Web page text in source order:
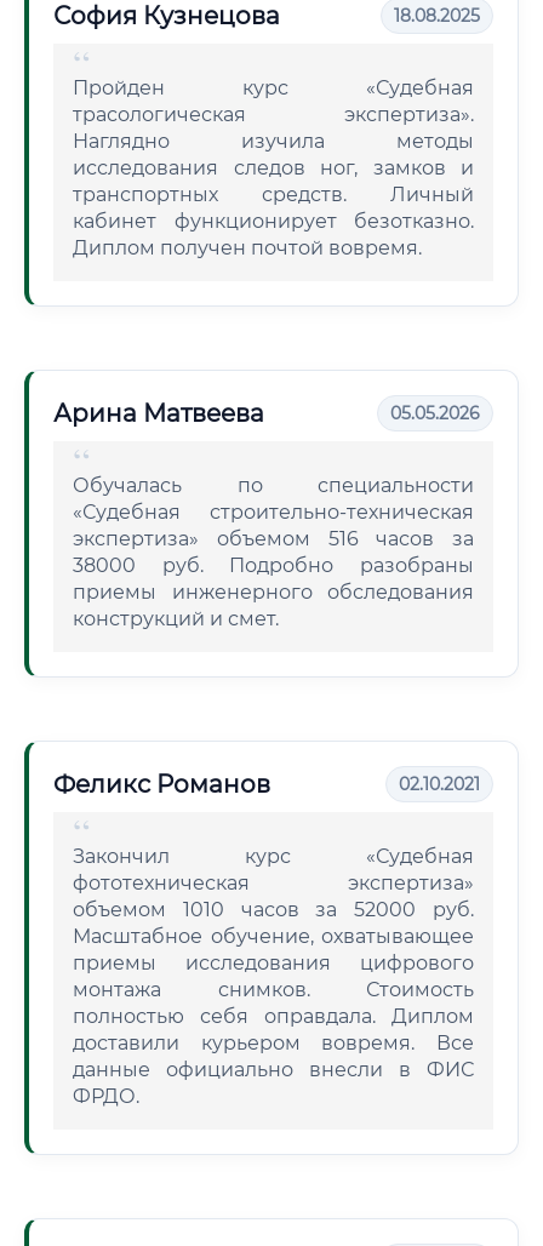
София Кузнецова 18.08.2025
Пройден курс «Судебная
трасологическая экспертиза».
Наглядно изучила методы
исследования следов ног, замков и
транспортных средств. Личный
кабинет функционирует безотказно.
Диплом получен почтой вовремя.
Арина Матвеева 05.05.2026
Обучалась по специальности
«Судебная строительно-техническая
экспертиза» объемом 516 часов за
38000 руб. Подробно разобраны
приемы инженерного обследования
конструкций и смет.
Феликс Романов 02.10.2021
Закончил курс «Судебная
фототехническая экспертиза»
объемом 1010 часов за 52000 руб.
Масштабное обучение, охватывающее
приемы исследования цифрового
монтажа снимков. Стоимость
полностью себя оправдала. Диплом
доставили курьером вовремя. Все
данные официально внесли в ФИС
ФРДО.